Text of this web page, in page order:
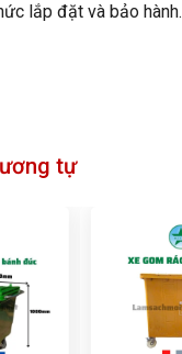
lắp đặt và bảo hành.
tự